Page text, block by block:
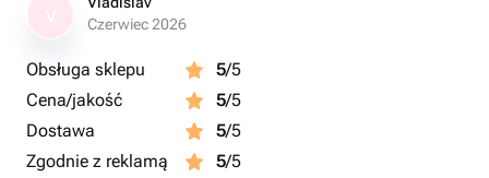
Czerwiec 2026
Obsługa sklepu 5/5
Cena/jakość
5/5
Dostawa
5/5
Zgodnie z reklamą
5/5